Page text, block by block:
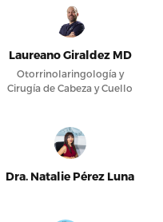
Laureano Giraldez MD
Otorrinolaringología y
Cirugía de Cabeza y Cuello
Dra. Natalie Pérez Luna